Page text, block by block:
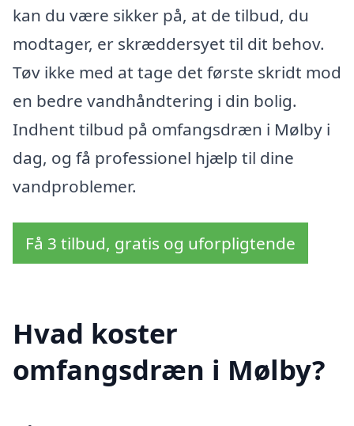
kan du være sikker på, at de tilbud, du
modtager, er skræddersyet til dit behov.
Tøv ikke med at tage det første skridt mod
en bedre vandhåndtering i din bolig.
Indhent tilbud på omfangsdræn i Mølby i
dag, og få professionel hjælp til dine
vandproblemer.
Få 3 tilbud, gratis og uforpligtende
Hvad koster
omfangsdræn i Mølby?